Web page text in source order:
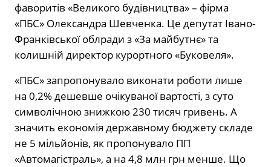
фаворитів «Великого будівництва» – фірма
«ПБС» Олександра Шевченка. Це депутат Івано-
Франківської облради з «За майбутнє» та
колишній директор курортного «Буковеля».
«ПБС» запропонувало виконати роботи лише
на 0,2% дешевше очікуваної вартості, з суто
символічною знижкою 230 тисяч гривень. А
значить економія державному бюджету складе
не 5 мільйонів, як пропонувало ПП
«Автомагістраль», а на 4,8 млн грн менше. Що